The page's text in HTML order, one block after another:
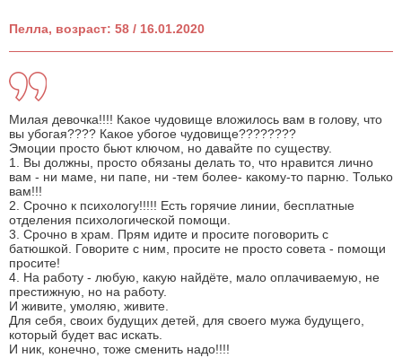
Пелла, возраст: 58 / 16.01.2020
Милая девочка!!!! Какое чудовище вложилось вам в голову, что
вы убогая???? Какое убогое чудовище????????
Эмоции просто бьют ключом, но давайте по существу.
1. Вы должны, просто обязаны делать то, что нравится лично
вам - ни маме, ни папе, ни -тем более- какому-то парню. Только
вам!!!
2. Срочно к психологу!!!!! Есть горячие линии, бесплатные
отделения психологической помощи.
3. Срочно в храм. Прям идите и просите поговорить с
батюшкой. Говорите с ним, просите не просто совета - помощи
просите!
4. На работу - любую, какую найдёте, мало оплачиваемую, не
престижную, но на работу.
И живите, умоляю, живите.
Для себя, своих будущих детей, для своего мужа будущего,
который будет вас искать.
И ник, конечно, тоже сменить надо!!!!